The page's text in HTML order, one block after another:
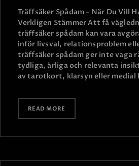
Träffsäker Spådam – När Du Vill
Verkligen Stämmer Att få
träffsäker spådam kan vara
inför livsval, relationsproblem
träffsäker spådam ger inte vaga
tydliga, ärliga och relevanta
av tarotkort, klarsyn eller
READ MORE